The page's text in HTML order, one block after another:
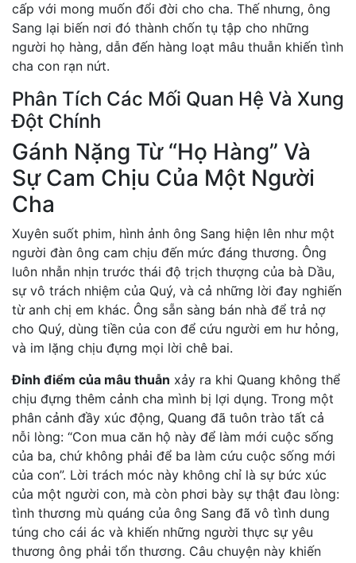
cấp với mong muốn đổi đời cho cha. Thế nhưng, ông
Sang lại biến nơi đó thành chốn tụ tập cho những
người họ hàng, dẫn đến hàng loạt mâu thuẫn khiến tình
cha con rạn nứt.
Phân Tích Các Mối Quan Hệ Và Xung
Đột Chính
Gánh Nặng Từ “Họ Hàng” Và
Sự Cam Chịu Của Một Người
Cha
Xuyên suốt phim, hình ảnh ông Sang hiện lên như một
người đàn ông cam chịu đến mức đáng thương. Ông
luôn nhẫn nhịn trước thái độ trịch thượng của bà Dầu,
sự vô trách nhiệm của Quý, và cả những lời đay nghiến
từ anh chị em khác. Ông sẵn sàng bán nhà để trả nợ
cho Quý, dùng tiền của con để cứu người em hư hỏng,
và im lặng chịu đựng mọi lời chê bai.
Đỉnh điểm của mâu thuẫn xảy ra khi Quang không thể
chịu đựng thêm cảnh cha mình bị lợi dụng. Trong một
phân cảnh đầy xúc động, Quang đã tuôn trào tất cả
nỗi lòng: “Con mua căn hộ này để làm mới cuộc sống
của ba, chứ không phải để ba làm cứu cuộc sống mới
của con”. Lời trách móc này không chỉ là sự bức xúc
của một người con, mà còn phơi bày sự thật đau lòng:
tình thương mù quáng của ông Sang đã vô tình dung
túng cho cái ác và khiến những người thực sự yêu
thương ông phải tổn thương. Câu chuyện này khiến